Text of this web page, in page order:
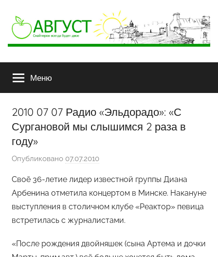
АВГУСТ
будет
двое
Меню
2010 07 07 Радио «Эльдорадо»: «С
Сургановой мы слышимся 2 раза в
году»
Опубликовано 07.07.2010
т
о
р
о
Х
Своё 36-летие лидер известной группы Диана
Арбенина отметила концертом в Минске. Накануне
выступления в столичном клубе «Реактор» певица
встретилась с журналистами.
«После рождения двойняшек (сына Артема и дочки